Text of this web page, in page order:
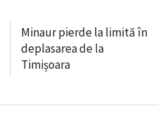
Minaur pierde la limită în
deplasarea de la
Timișoara